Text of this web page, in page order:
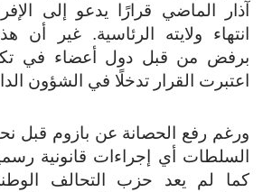
آذار الماضي قرارًا يدعو إلى
انتهاء ولايته الرئاسية.غير أن
برفض من قبل دول أعضاء في
اعتبرت القرار تدخلًا في الشؤون
ورغم رفع الحصانة عن بازوم قبل
السلطات أي إجراءات قانونية
كما لم يعد حزب التحالف